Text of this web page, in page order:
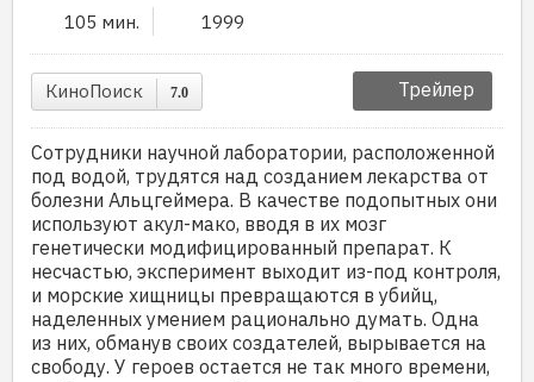
105 мин. 1999
КиноПоиск 7.0 Трейлер
Сотрудники научной лаборатории, расположенной
под водой, трудятся над созданием лекарства от
болезни Альцгеймера. В качестве подопытных они
используют акул-мако, вводя в их мозг
генетически модифицированный препарат. К
несчастью, эксперимент выходит из-под контроля,
и морские хищницы превращаются в убийц,
наделенных умением рационально думать. Одна
из них, обманув своих создателей, вырывается на
свободу. У героев остается не так много времени,